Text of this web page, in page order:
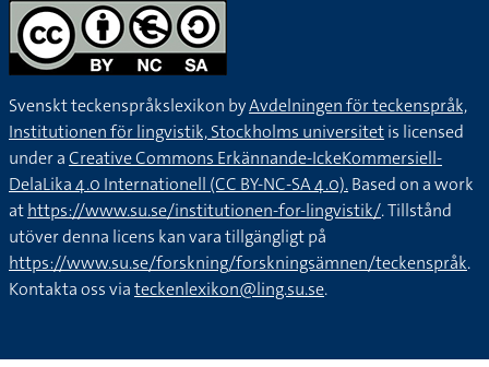
Svenskt teckenspråkslexikon byAvdelningen för teckenspråk,
Institutionen för lingvistik, Stockholms universitetis licensed
under aCreative Commons Erkännande-IckeKommersiell-
DelaLika 4.0 Internationell (CC BY-NC-SA 4.0).Based on a work
athttps://www.su.se/institutionen-for-lingvistik/. Tillstånd
utöver denna licens kan vara tillgängligt på
https://www.su.se/forskning/forskningsämnen/teckenspråk.
Kontakta oss viateckenlexikon@ling.su.se.